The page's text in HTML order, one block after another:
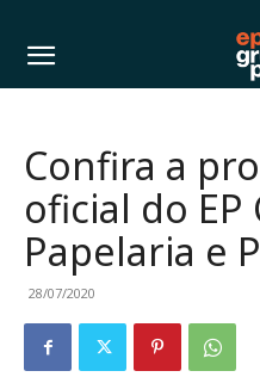
Confira a
oficial do EP
Papelaria e
28/07/2020